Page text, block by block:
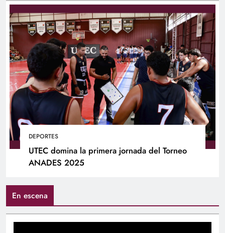
DEPORTES
UTEC domina la primera jornada del Torneo
ANADES 2025
En escena